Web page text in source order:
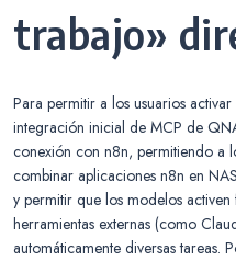
trabajo»
Para permitir a los usuarios
integración inicial de MCP de
conexión con n8n, permitiendo a
combinar aplicaciones n8n en
y permitir que los modelos
herramientas externas (como
automáticamente diversas tareas.